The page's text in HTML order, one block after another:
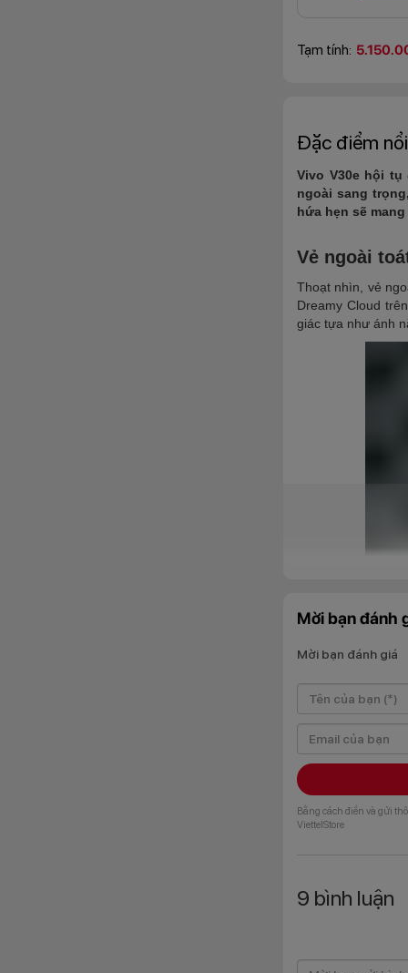
Tạm tính:
Đặc điểm
Vivo V30e hội
ngoài sang
hứa hẹn sẽ
Vẻ ngoài
Thoạt nhìn, vẻ
Dreamy Cloud
giác tựa như ánh
Ở mặt lưng, thiết
đến một tổng thể
vẻ sang trọng mà
Kiểu dáng của
nắm trên tay thoải
Mời bạn đánh
Mời bạn đánh giá
Bằng cách điền và gửi
ViettelStore
9 bình luận